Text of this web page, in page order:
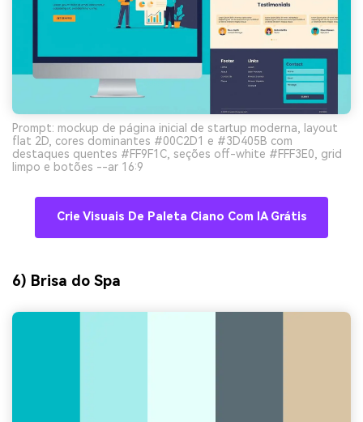
Prompt: mockup de página inicial de startup moderna, layout
flat 2D, cores dominantes #00C2D1 e #3D405B com
destaques quentes #FF9F1C, seções off-white #FFF3E0, grid
limpo e botões --ar 16:9
Crie Visuais De Paleta Ciano Com IA Grátis
6) Brisa do Spa